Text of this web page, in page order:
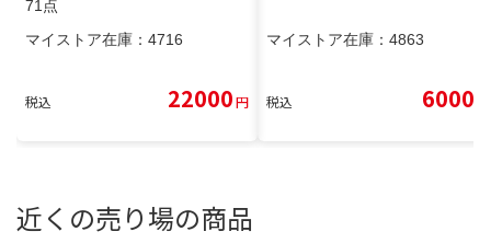
71点
マイストア在庫： 4716
税込 22000円
マイストア在庫： 4863
税込 6000
近くの売り場の商品